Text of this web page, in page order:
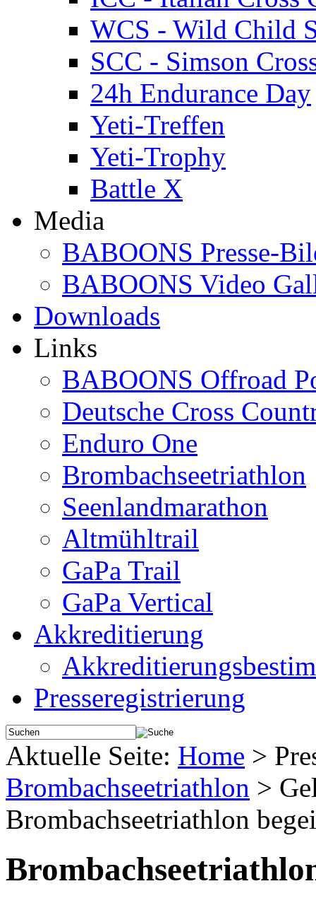
WCS - Wild Child
SCC - Simson
24h Endurance Day
Yeti-Treffen
Yeti-Trophy
Battle X
Media
BABOONS Presse-
BABOONS Video
Downloads
Links
BABOONS Offroad
Deutsche Cross
Enduro One
Brombachseetriathlon
Seenlandmarathon
Altmühltrail
GaPa Trail
GaPa Vertical
Akkreditierung
Presseregistrierung
Aktuelle Seite: Home >
Brombachseetriathlon >
Brombachseetriathlon